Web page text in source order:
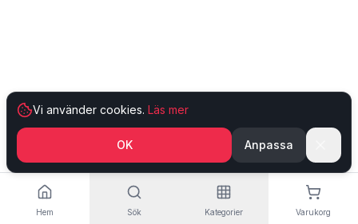
Hem Sök Kategorier Varukorg
Vi använder cookies. Läs mer
OK Anpassa